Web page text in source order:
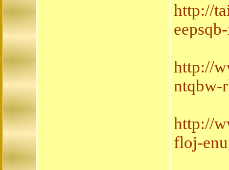
http://
http://
ntqbw-
http://
floj-